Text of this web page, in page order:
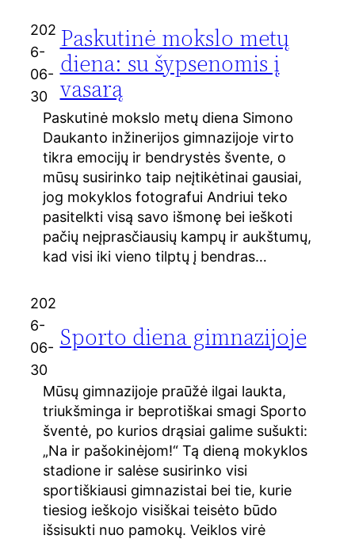
202
6-
06-
30
Paskutinė mokslo metų
diena: su šypsenomis į
vasarą
Paskutinė mokslo metų diena Simono
Daukanto inžinerijos gimnazijoje virto
tikra emocijų ir bendrystės švente, o
mūsų susirinko taip neįtikėtinai gausiai,
jog mokyklos fotografui Andriui teko
pasitelkti visą savo išmonę bei ieškoti
pačių neįprasčiausių kampų ir aukštumų,
kad visi iki vieno tilptų į bendras…
202
6-
06-
30
Sporto diena gimnazijoje
Mūsų gimnazijoje praūžė ilgai laukta,
triukšminga ir beprotiškai smagi Sporto
šventė, po kurios drąsiai galime sušukti:
„Na ir pašokinėjom!“ Tą dieną mokyklos
stadione ir salėse susirinko visi
sportiškiausi gimnazistai bei tie, kurie
tiesiog ieškojo visiškai teisėto būdo
išsisukti nuo pamokų. Veiklos virė